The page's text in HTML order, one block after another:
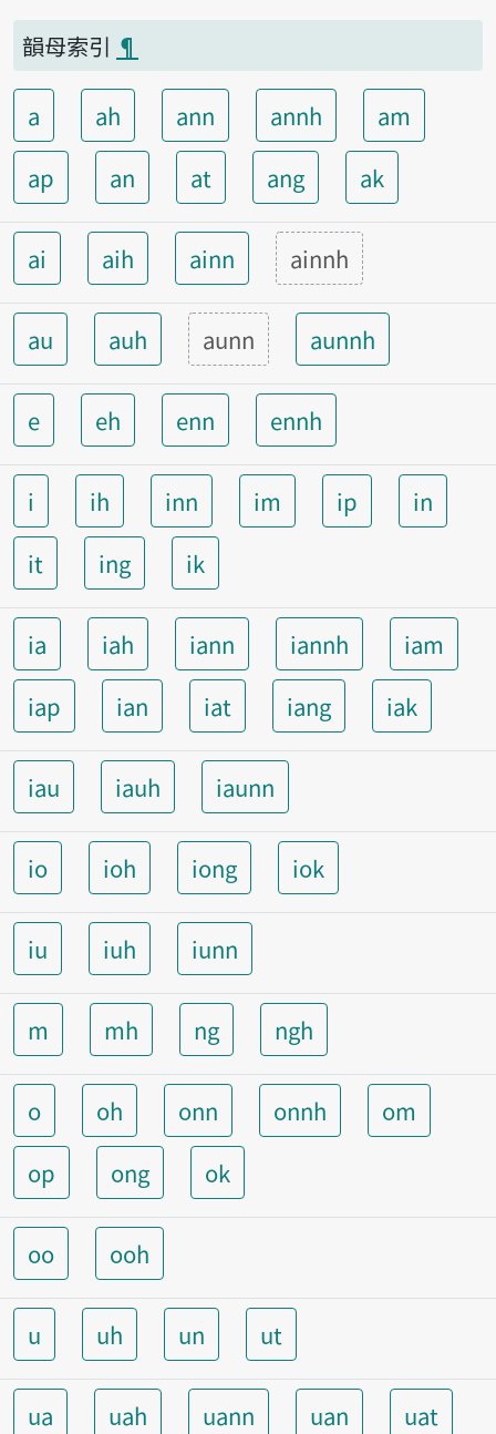
韻母索引 ¶
a ah ann annh
am
ap
an at ang ak
ai aih ainn ainnh
au auh aunn aunnh
e eh enn ennh
i ih inn im ip
in
it
ing ik
ia iah iann iannh
iam
iap
ian iat iang iak
iau iauh iaunn
io ioh iong iok
iu iuh iunn
m mh ng ngh
o oh onn onnh
om
op
ong ok
oo ooh
u uh un ut
ua uah uann uan
uat